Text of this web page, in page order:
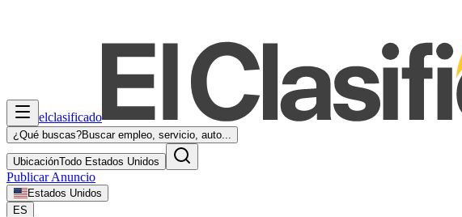
elclasificado
¿Qué buscas?Buscar empleo, servicio, auto...
UbicaciónTodo Estados Unidos
Publicar Anuncio
Estados Unidos
ES